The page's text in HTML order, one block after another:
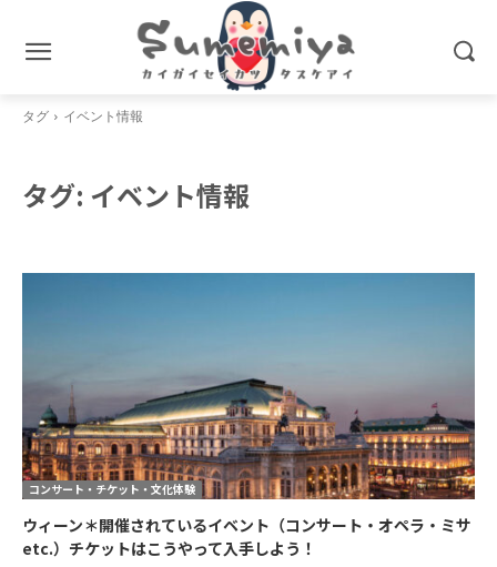
タグ イベント情報
タグ: イベント情報
コンサート・チケット・文化体験
ウィーン＊開催されているイベント（コンサート・オペラ・ミサ
etc.）チケットはこうやって入手しよう！